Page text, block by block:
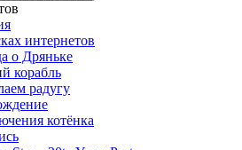
интернетов
о Дряньке
корабль
радугу
котёнка